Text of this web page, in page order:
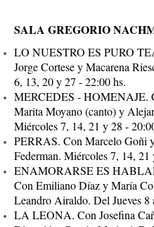
SALA GREGORIO
LO NUESTRO ES PURO
Jorge Cortese y Macarena
6, 13, 20 y 27 - 22:00 hs.
MERCEDES - HOMENAJE.
Marita Moyano (canto) y
Miércoles 7, 14, 21 y 28 -
PERRAS. Con Marcelo Goñi
Federman. Miércoles 7, 14, 21
ENAMORARSE ES
Con Emiliano Díaz y María
Leandro Airaldo. Del Jueves
LA LEONA. Con Josefina